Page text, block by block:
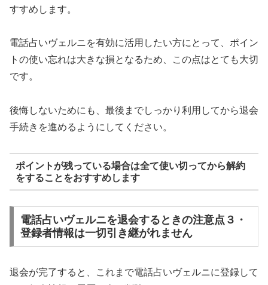
すすめします。
電話占いヴェルニを有効に活用したい方にとって、ポイン
トの使い忘れは大きな損となるため、この点はとても大切
です。
後悔しないためにも、最後までしっかり利用してから退会
手続きを進めるようにしてください。
ポイントが残っている場合は全て使い切ってから解約
をすることをおすすめします
電話占いヴェルニを退会するときの注意点３・
登録者情報は一切引き継がれません
退会が完了すると、これまで電話占いヴェルニに登録して